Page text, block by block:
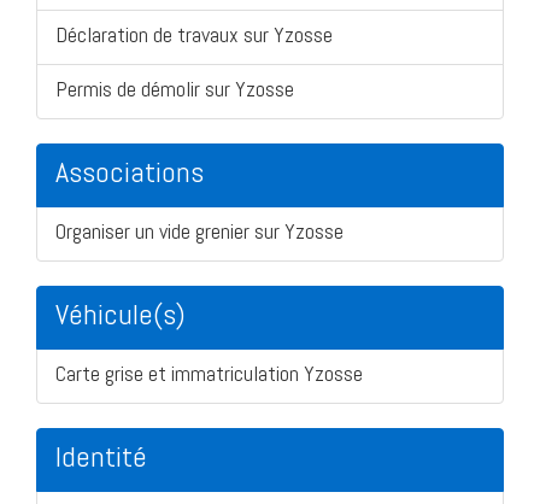
Déclaration de travaux sur Yzosse
Permis de démolir sur Yzosse
Associations
Organiser un vide grenier sur Yzosse
Véhicule(s)
Carte grise et immatriculation Yzosse
Identité